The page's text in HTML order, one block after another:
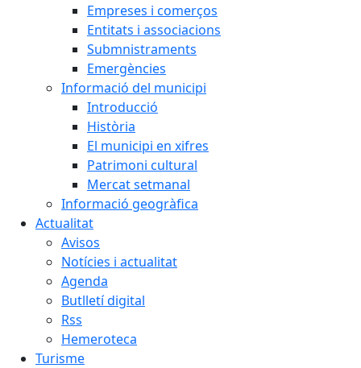
Empreses i comerços
Entitats i associacions
Submnistraments
Emergències
Informació del municipi
Introducció
Història
El municipi en xifres
Patrimoni cultural
Mercat setmanal
Informació geogràfica
Actualitat
Avisos
Notícies i actualitat
Agenda
Butlletí digital
Rss
Hemeroteca
Turisme